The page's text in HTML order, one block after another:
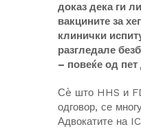
доказ дека ги
вакцините за
клинички
разгледале
– повеќе од пет
Сè што HHS и
одговор, се
Адвокатите на